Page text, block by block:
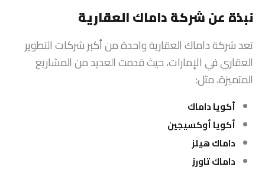
نبذة عن شركة داماك العقارية
تعد شركة داماك العقارية واحدة من أكبر شركات التطوير
العقاري في الإمارات، حيث قدمت العديد من المشاريع
المتميزة، مثل:
أكويا داماك
أكويا أوكسيجين
داماك هيلز
داماك تاورز